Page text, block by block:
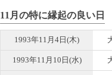
11月の特に縁起の良い日
1993年11月4日(木)
1993年11月10日(水)